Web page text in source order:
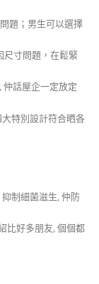
題；男生可以選擇
尺寸問題，在鬆緊
仲話屋企一定放定
特別設計符合晒各
制細菌滋生, 仲防
比好多朋友, 個個都